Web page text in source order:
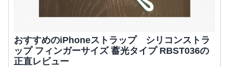
おすすめのiPhoneストラップ シリコンストラ
ップ フィンガーサイズ 蓄光タイプ RBST036の
正直レビュー